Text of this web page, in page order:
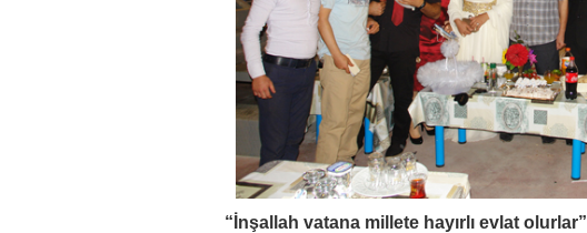
“İnşallah vatana millete hayırlı evlat olurlar”